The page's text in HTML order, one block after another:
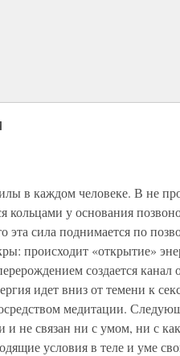
в каждом человеке. В не
кольцами у основания
эта сила поднимается по
происходит «открытие»
создается канал
идет вниз от темени к
медитации.
и не связан ни с умом, ни с
условия в теле и уме